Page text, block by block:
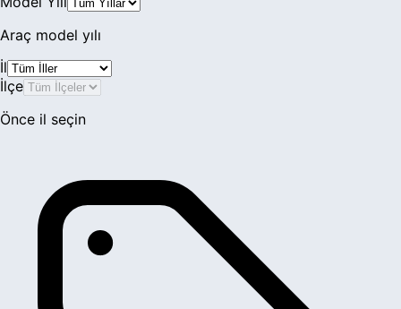
Araç model yılı
İl
İlçe
Önce il seçin